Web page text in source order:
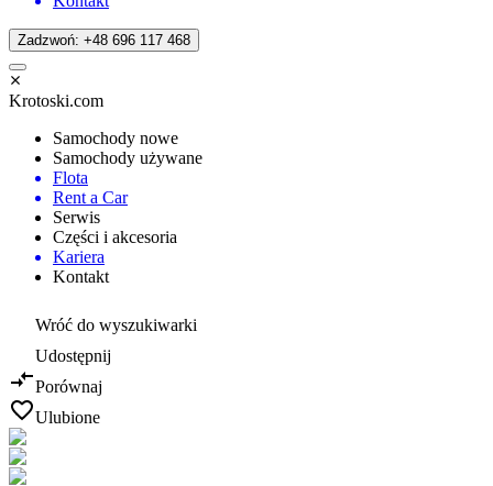
Zadzwoń: +48 696 117 468
Krotoski.com
Samochody nowe
Samochody używane
Flota
Rent a Car
Serwis
Części i akcesoria
Kariera
Kontakt
Wróć do wyszukiwarki
Udostępnij
Porównaj
Ulubione